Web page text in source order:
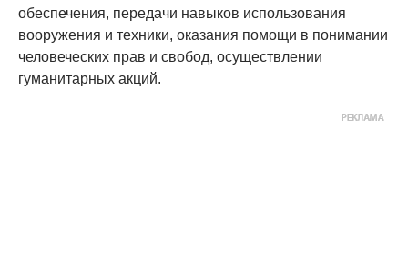
обеспечения, передачи навыков использования
вооружения и техники, оказания помощи в понимании
человеческих прав и свобод, осуществлении
гуманитарных акций.